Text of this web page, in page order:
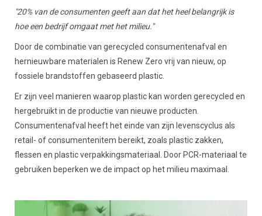
"20% van de consumenten geeft aan dat het heel belangrijk is
hoe een bedrijf omgaat met het milieu."
Door de combinatie van gerecycled consumentenafval en
hernieuwbare materialen is Renew Zero vrij van nieuw, op
fossiele brandstoffen gebaseerd plastic.
Er zijn veel manieren waarop plastic kan worden gerecycled en
hergebruikt in de productie van nieuwe producten.
Consumentenafval heeft het einde van zijn levenscyclus als
retail- of consumentenitem bereikt, zoals plastic zakken,
flessen en plastic verpakkingsmateriaal. Door PCR-materiaal te
gebruiken beperken we de impact op het milieu maximaal.